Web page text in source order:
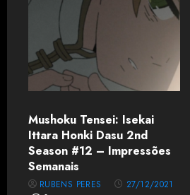
Mushoku Tensei: Isekai
Ittara Honki Dasu 2nd
Season #12 – Impressões
Semanais
RUBENS PERES
27/12/2021